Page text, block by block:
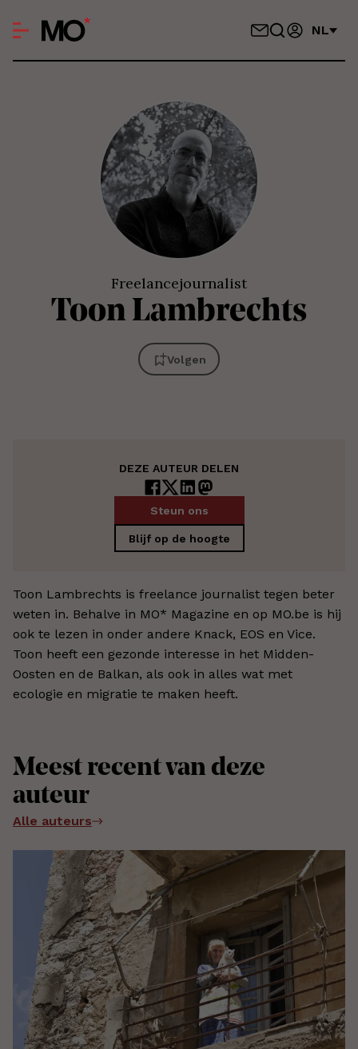
NL
Freelancejournalist
Toon Lambrechts
Volgen
DEZE AUTEUR DELEN
Steun ons
Blijf op de hoogte
Toon Lambrechts is freelance journalist tegen beter
weten in. Behalve in MO* Magazine en op MO.be is hij
ook te lezen in onder andere Knack, EOS en Vice.
Toon heeft een gezonde interesse in het Midden-
Oosten en de Balkan, als ook in alles wat met
ecologie en migratie te maken heeft.
Meest recent van deze
auteur
Alle auteurs